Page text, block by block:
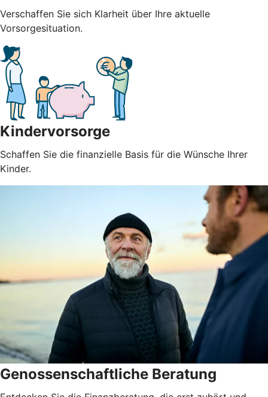
Verschaffen Sie sich Klarheit über Ihre aktuelle
Vorsorgesituation.
Kindervorsorge
Schaffen Sie die finanzielle Basis für die Wünsche Ihrer
Kinder.
Genossenschaftliche Beratung